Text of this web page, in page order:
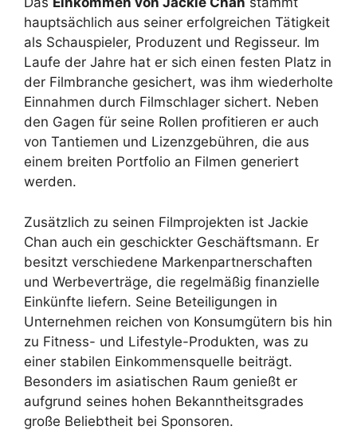
hauptsächlich aus seiner erfolgreichen Tätigkeit
als Schauspieler, Produzent und Regisseur. Im
Laufe der Jahre hat er sich einen festen Platz in
der Filmbranche gesichert, was ihm wiederholte
Einnahmen durch Filmschlager sichert. Neben
den Gagen für seine Rollen profitieren er auch
von Tantiemen und Lizenzgebühren, die aus
einem breiten Portfolio an Filmen generiert
werden.
Zusätzlich zu seinen Filmprojekten ist Jackie
Chan auch ein geschickter Geschäftsmann. Er
besitzt verschiedene Markenpartnerschaften
und Werbeverträge, die regelmäßig finanzielle
Einkünfte liefern. Seine Beteiligungen in
Unternehmen reichen von Konsumgütern bis hin
zu Fitness- und Lifestyle-Produkten, was zu
einer stabilen Einkommensquelle beiträgt.
Besonders im asiatischen Raum genießt er
aufgrund seines hohen Bekanntheitsgrades
große Beliebtheit bei Sponsoren.